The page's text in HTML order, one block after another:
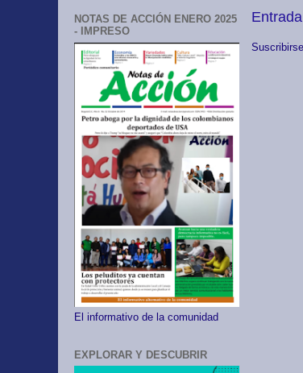
NOTAS DE ACCIÓN ENERO 2025
- IMPRESO
El informativo de la comunidad
EXPLORAR Y DESCUBRIR